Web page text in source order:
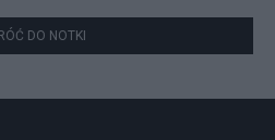
DO NOTKI